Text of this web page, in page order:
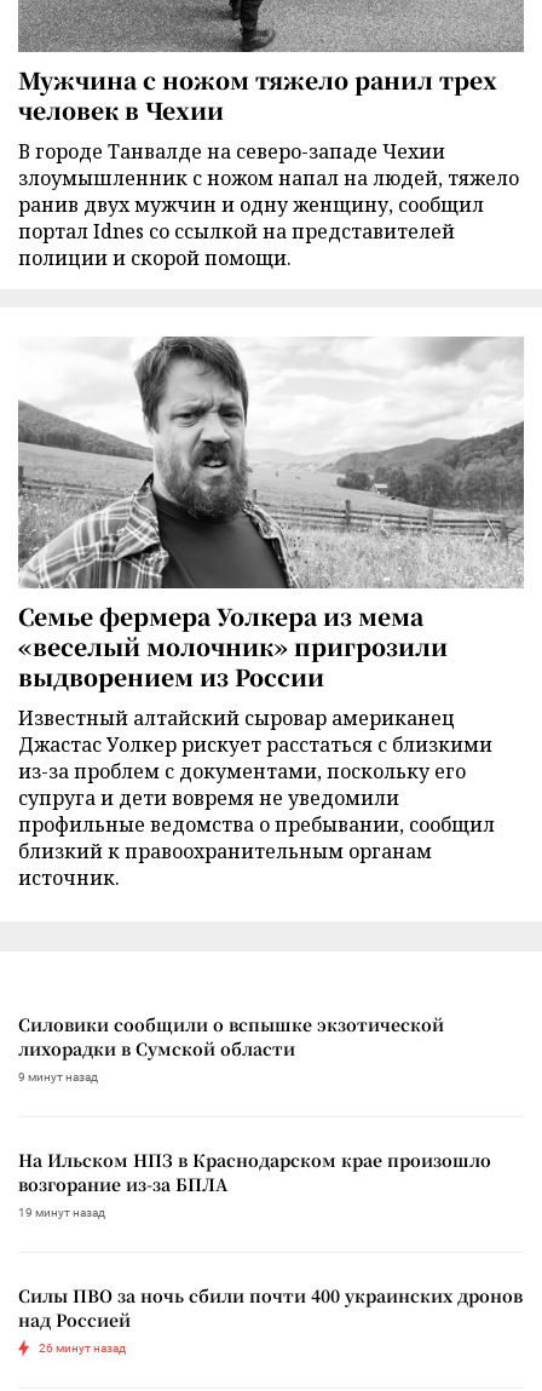
Мужчина с ножом тяжело ранил трех
человек в Чехии
В городе Танвалде на северо-западе Чехии
злоумышленник с ножом напал на людей, тяжело
ранив двух мужчин и одну женщину, сообщил
портал Idnes со ссылкой на представителей
полиции и скорой помощи.
Семье фермера Уолкера из мема
«веселый молочник» пригрозили
выдворением из России
Известный алтайский сыровар американец
Джастас Уолкер рискует расстаться с близкими
из-за проблем с документами, поскольку его
супруга и дети вовремя не уведомили
профильные ведомства о пребывании, сообщил
близкий к правоохранительным органам
источник.
Силовики сообщили о вспышке экзотической
лихорадки в Сумской области
9 минут назад
На Ильском НПЗ в Краснодарском крае произошло
возгорание из-за БПЛА
19 минут назад
Силы ПВО за ночь сбили почти 400 украинских дронов
над Россией
26 минут назад